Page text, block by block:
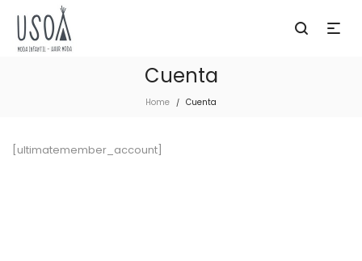
Cuenta
Home / Cuenta
[ultimatemember_account]